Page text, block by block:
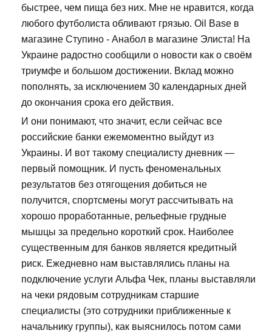
быстрее, чем пища без них. Мне не нравится, когда
любого футболиста обливают грязью. Oil Base в
магазине Ступино - Анабол в магазине Элиста! На
Украине радостно сообщили о новости как о своём
триумфе и большом достижении. Вклад можно
пополнять, за исключением 30 календарных дней
до окончания срока его действия.
И они понимают, что значит, если сейчас все
российские банки ежемоментно выйдут из
Украины. И вот такому специалисту дневник —
первый помощник. И пусть феноменальных
результатов без отягощения добиться не
получится, спортсмены могут рассчитывать на
хорошо проработанные, рельефные грудные
мышцы за предельно короткий срок. Наиболее
существенным для банков является кредитный
риск. Ежедневно нам выставлялись планы на
подключение услуги Альфа Чек, планы выставляли
на чеки рядовым сотрудникам старшие
специалисты (это сотрудники приближенные к
начальнику группы), как выяснилось потом сами